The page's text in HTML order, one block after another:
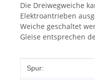
Die Dreiwegweiche
Elektroantrieben
Weiche geschaltet
Gleise entsprechen
Produkteigenschaft
Wert
Spur: